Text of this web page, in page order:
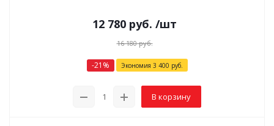
12 780 руб. /шт
16 180руб.
-21 % Экономия 3 400 руб.
В корзину